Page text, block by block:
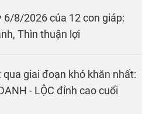
6/8/2026 của 12 con giáp:
Thìn thuận lợi
giai đoạn khó khăn nhất:
- LỘC đỉnh cao cuối